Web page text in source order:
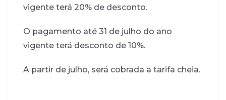
vigente terá 20% de desconto.
O pagamento até 31 de julho do ano
vigente terá desconto de 10%.
A partir de julho, será cobrada a tarifa cheia.